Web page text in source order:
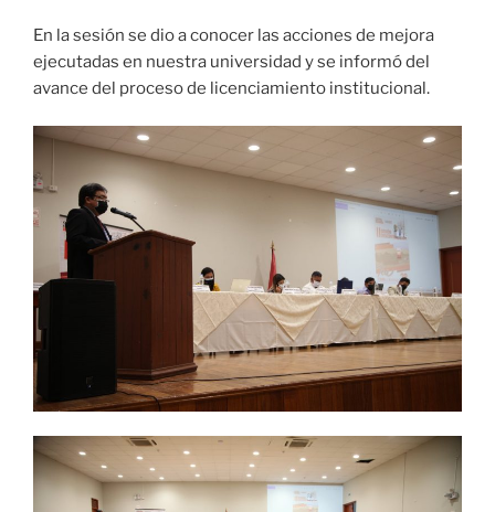
En la sesión se dio a conocer las acciones de mejora
ejecutadas en nuestra universidad y se informó del
avance del proceso de licenciamiento institucional.